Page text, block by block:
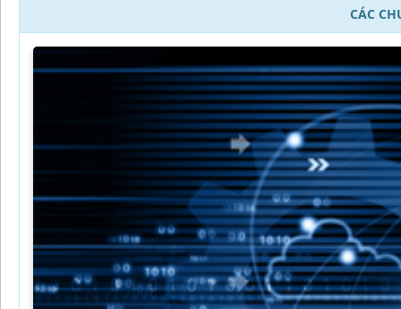
CÁC